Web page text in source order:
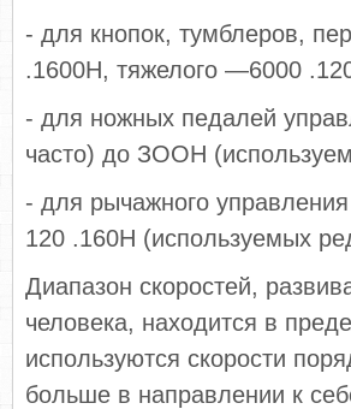
- для кнопок, тумблеров,
.1600Н, тяжелого —6000
- для ножных педалей
часто) до ЗООН
- для рычажного
120 .160Н (используемых
Диапазон скоростей,
человека, находится в
используются скорости
больше в направлении к